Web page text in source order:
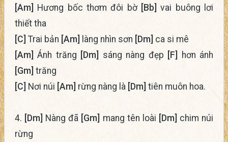
[Am]
Hương bốc thơm đôi bờ [Bb]
vai buông lơi
thiết tha
[C] Trai bản [Am] làng nhìn sơn [Dm] ca si mê
[Am]
Ánh trăng [Dm] sáng nàng đẹp [F]
hơn ánh
[Gm] trăng
[C] Nơi núi [Am] rừng nàng là [Dm] tiên muôn hoa.
4. [Dm] Nàng đã [Gm] mang tên loài [Dm] chim núi
rừng